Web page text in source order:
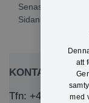
Senast
Sidansvarig:
KONTAKTA OSS
Tfn: +46 (0)571-
att
med